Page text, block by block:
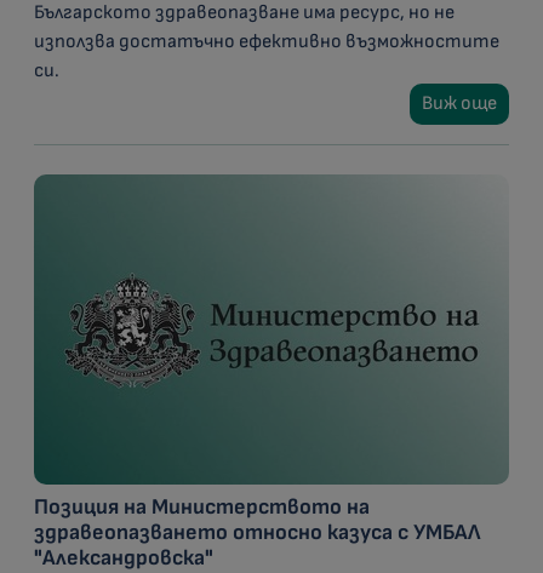
Българското здравеопазване има ресурс, но не
използва достатъчно ефективно възможностите
си.
Виж още
Позиция на Министерството на
здравеопазването относно казуса с УМБАЛ
"Александровска"